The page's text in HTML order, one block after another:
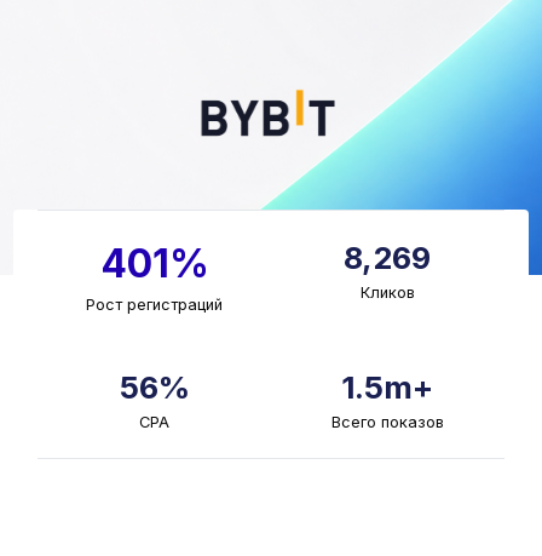
401%
Рост регистраций
8,269
Кликов
56%
CPA
1.5m+
Всего показов